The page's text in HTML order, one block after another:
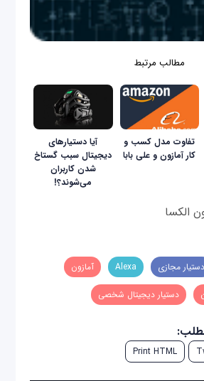
مطالب مرتبط
تفاوت مدل کسب و
کار آمازون و علی بابا
آیا دستیارهای
دیجیتال سبب گستاخ
شدن کاربران
می‌شوند؟!
الکسا
دستیار مجازی Alexa آمازون
دستیار دیجیتال شخصی
Print HTML